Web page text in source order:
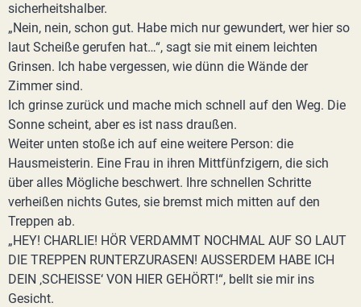
sicherheitshalber.
„Nein, nein, schon gut. Habe mich nur gewundert, wer hier so
laut Scheiße gerufen hat…“, sagt sie mit einem leichten
Grinsen. Ich habe vergessen, wie dünn die Wände der
Zimmer sind.
Ich grinse zurück und mache mich schnell auf den Weg. Die
Sonne scheint, aber es ist nass draußen.
Weiter unten stoße ich auf eine weitere Person: die
Hausmeisterin. Eine Frau in ihren Mittfünfzigern, die sich
über alles Mögliche beschwert. Ihre schnellen Schritte
verheißen nichts Gutes, sie bremst mich mitten auf den
Treppen ab.
„HEY! CHARLIE! HÖR VERDAMMT NOCHMAL AUF SO LAUT
DIE TREPPEN RUNTERZURASEN! AUSSERDEM HABE ICH
DEIN ‚SCHEISSE‘ VON HIER GEHÖRT!“, bellt sie mir ins
Gesicht.